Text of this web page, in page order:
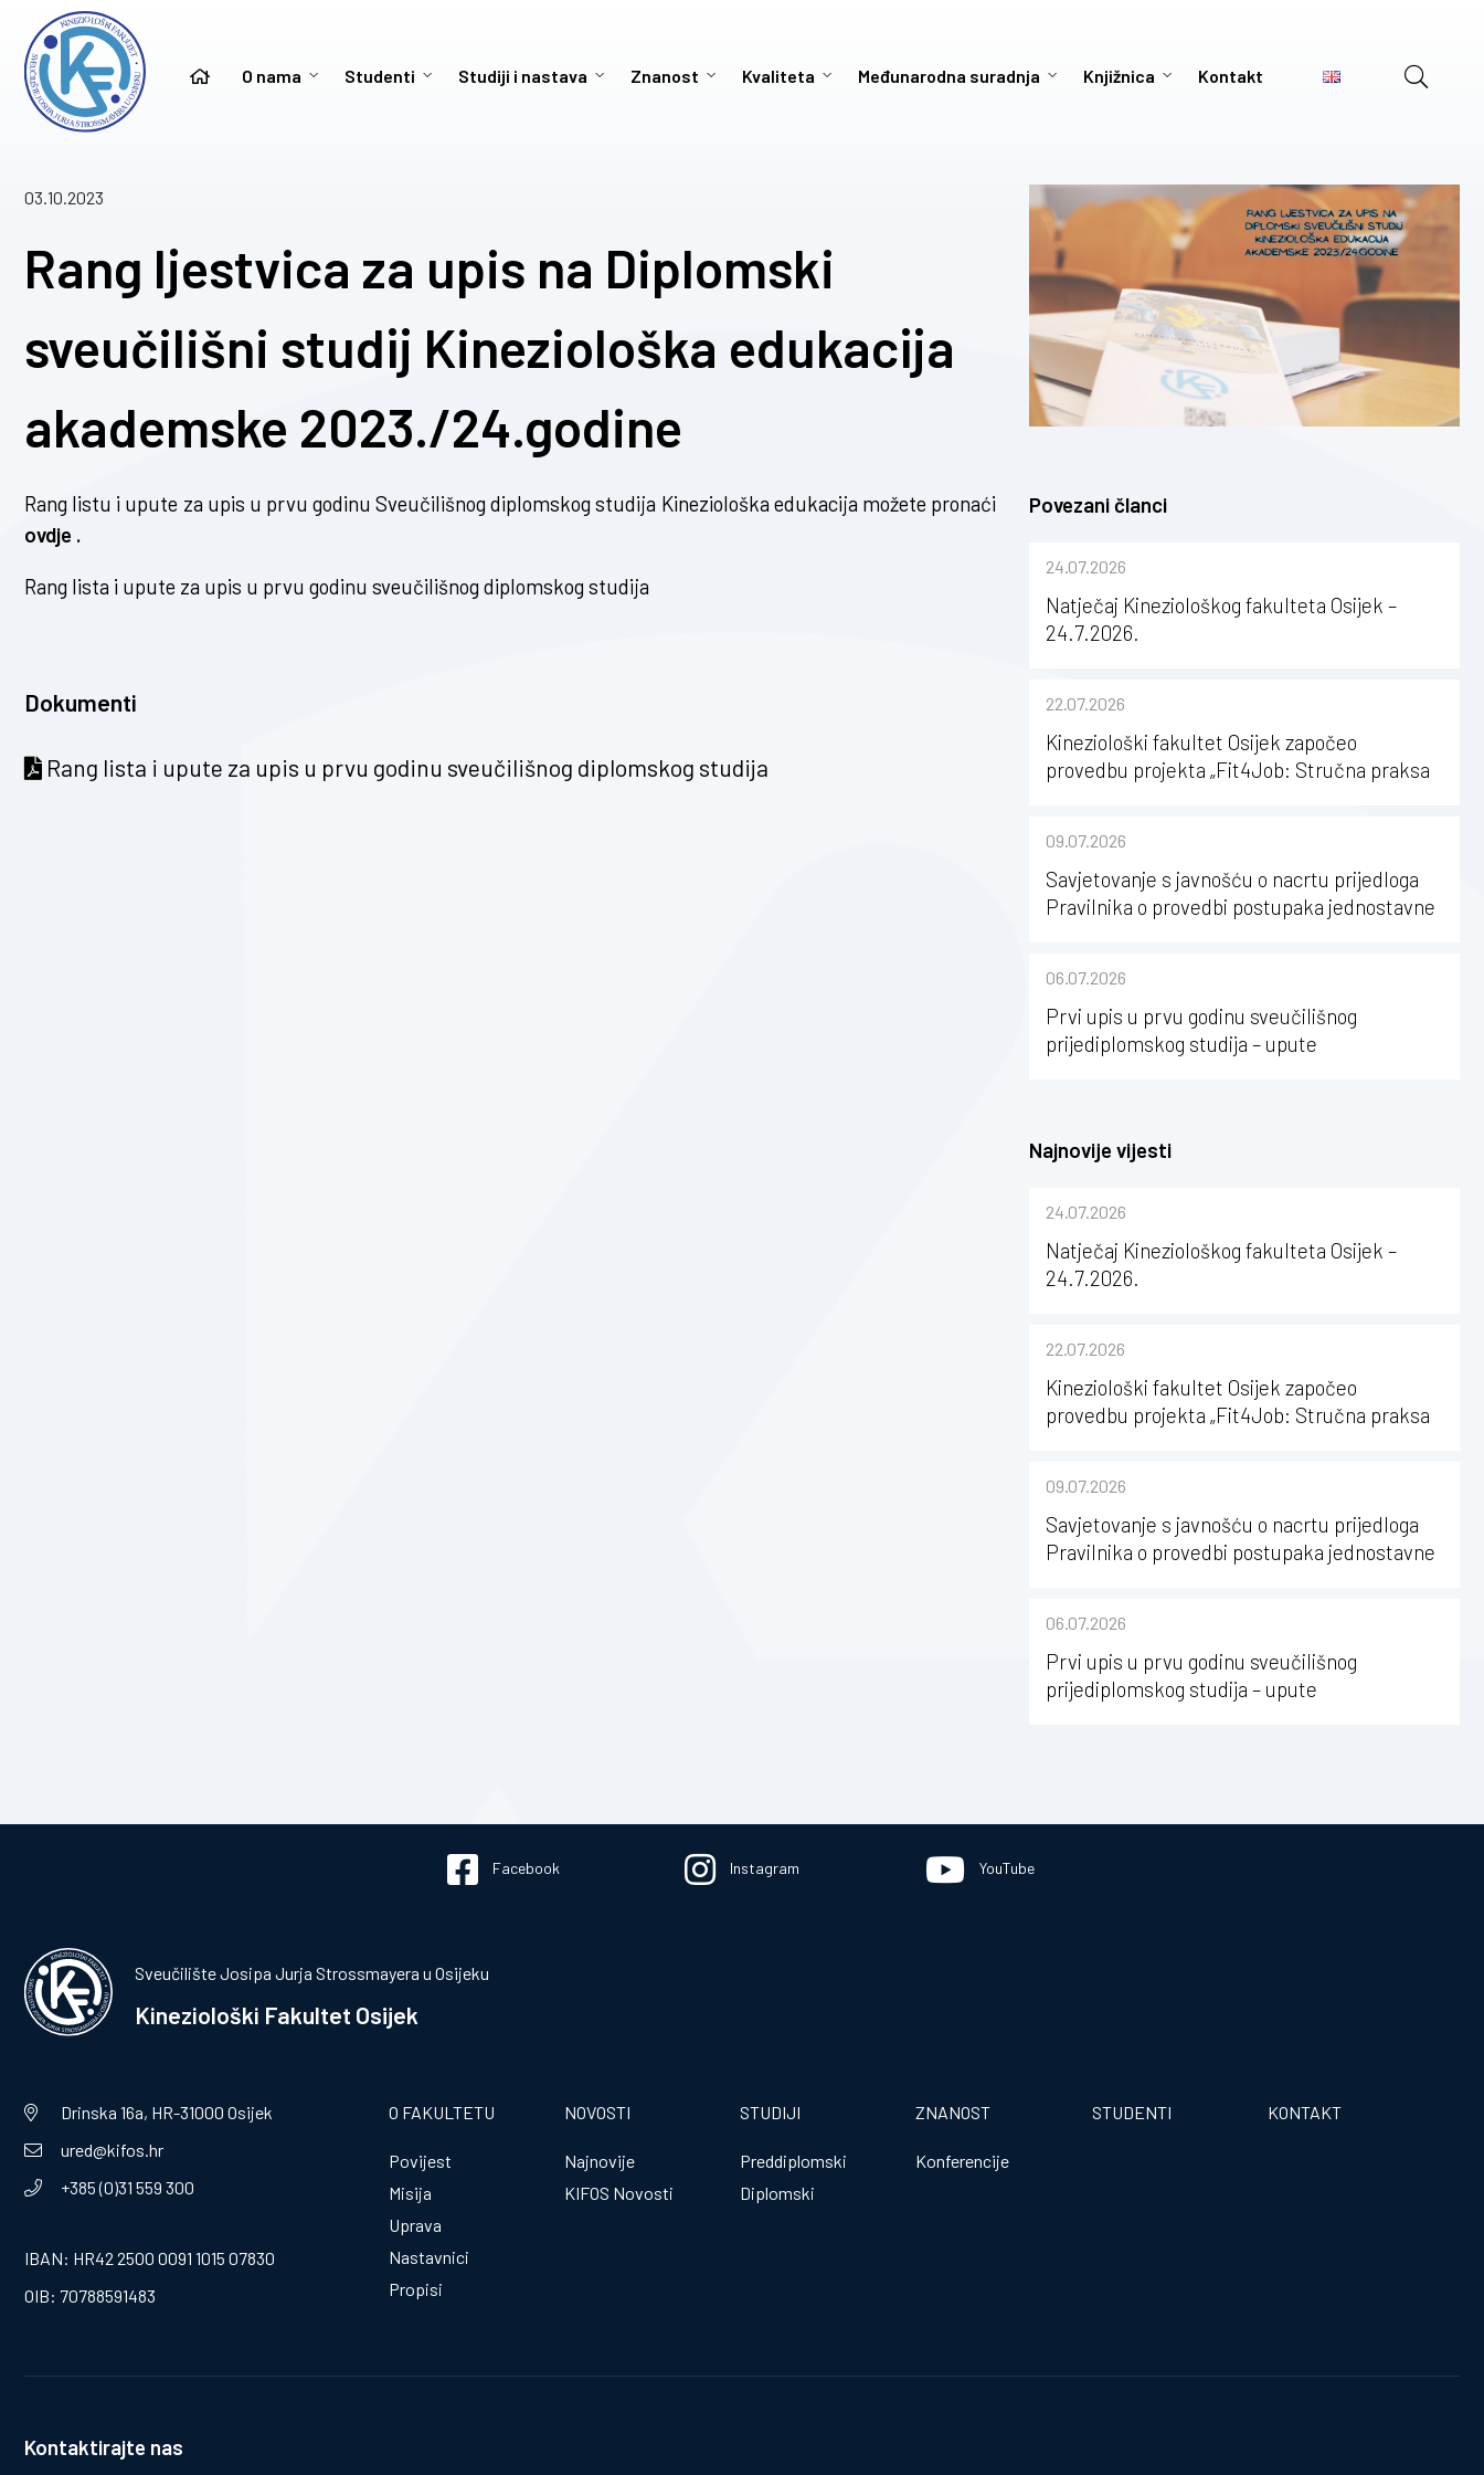
O nama Studenti Studiji i nastava Znanost Kvaliteta Međunarodna suradnja Knjižnica Kontakt
03.10.2023
Rang ljestvica za upis na Diplomski
sveučilišni studij Kineziološka edukacija
akademske 2023./24.godine
Rang listu i upute za upis u prvu godinu Sveučilišnog diplomskog studija Kineziološka edukacija možete pronaći
ovdje .
Rang lista i upute za upis u prvu godinu sveučilišnog diplomskog studija
Dokumenti
Rang lista i upute za upis u prvu godinu sveučilišnog diplomskog studija
Povezani članci
24.07.2026
Natječaj Kineziološkog fakulteta Osijek –
24.7.2026.
22.07.2026
Kineziološki fakultet Osijek započeo
provedbu projekta „Fit4Job: Stručna praksa
09.07.2026
Savjetovanje s javnošću o nacrtu prijedloga
Pravilnika o provedbi postupaka jednostavne
Strossmayera u Osijeku
06.07.2026
Prvi upis u prvu godinu sveučilišnog
prijediplomskog studija – upute
Najnovije vijesti
24.07.2026
Natječaj Kineziološkog fakulteta Osijek –
24.7.2026.
22.07.2026
Kineziološki fakultet Osijek započeo
provedbu projekta „Fit4Job: Stručna praksa
09.07.2026
Savjetovanje s javnošću o nacrtu prijedloga
Pravilnika o provedbi postupaka jednostavne
Strossmayera u Osijeku
06.07.2026
Prvi upis u prvu godinu sveučilišnog
prijediplomskog studija – upute
Facebook Instagram YouTube
Sveučilište Josipa Jurja Strossmayera u Osijeku
Kineziološki Fakultet Osijek
Drinska 16a, HR-31000 Osijek
ured@kifos.hr
+385 (0)31 559 300
IBAN: HR42 2500 0091 1015 07830
OIB: 70788591483
O FAKULTETU
Povijest
Misija
Uprava
Nastavnici
Propisi
NOVOSTI
Najnovije
KIFOS Novosti
STUDIJI
Preddiplomski
Diplomski
ZNANOST
Konferencije
STUDENTI KONTAKT
Kontaktirajte nas